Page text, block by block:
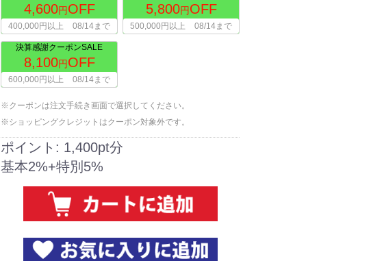
4,600円OFF
400,000円以上 08/14まで
5,800円OFF
500,000円以上 08/14まで
決算感謝クーポンSALE
8,100円OFF
600,000円以上 08/14まで
※クーポンは注文手続き画面で選択してください。
※ショッピングクレジットはクーポン対象外です。
ポイント: 1,400pt分
基本2%+特別5%